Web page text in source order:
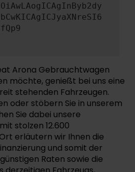
Arona Gebrauchtwagen
möchte, genießt bei uns eine
stehenden Fahrzeugen.
oder stöbern Sie in unserem
Sie dabei unsere
stolzen 12.600
erläutern wir Ihnen die
und somit der
Raten sowie die